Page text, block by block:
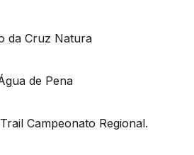
da Cruz Natura
de Pena
Campeonato Regional.